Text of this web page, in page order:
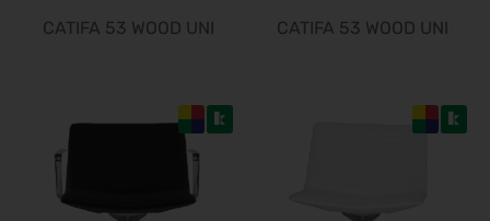
CATIFA 53 WOOD UNI CATIFA 53 WOOD UNI